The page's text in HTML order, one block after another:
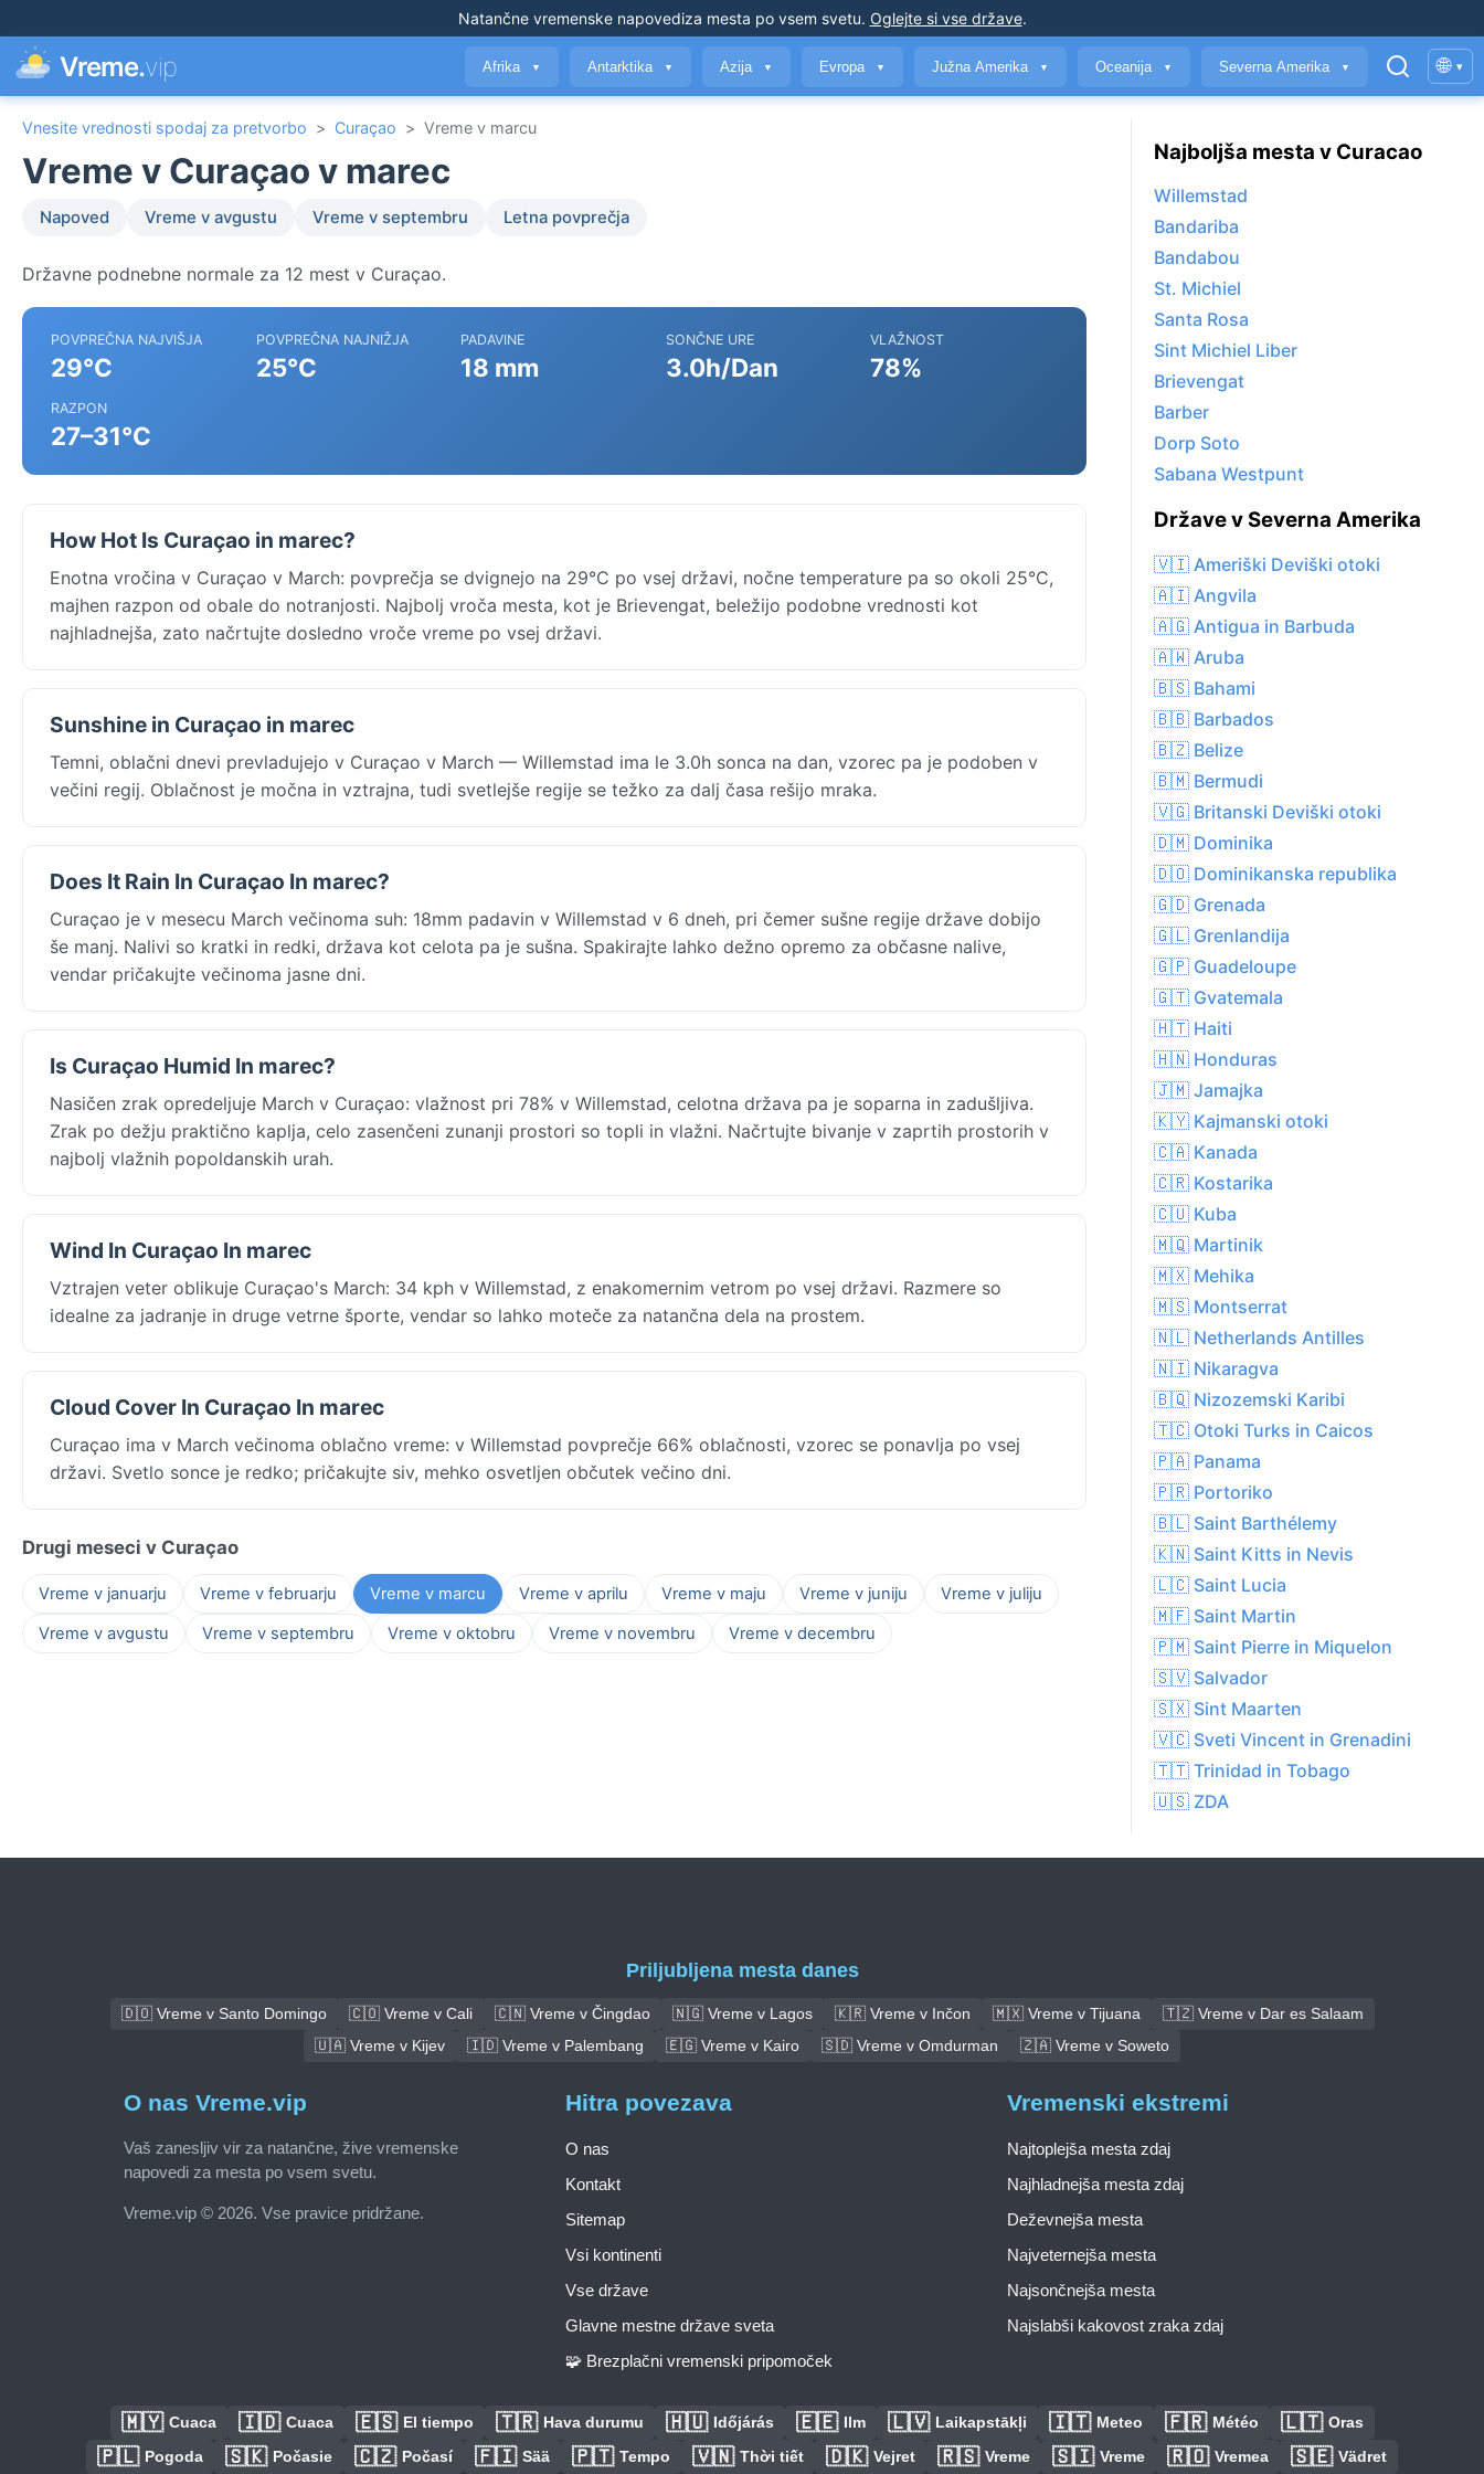
Natančne vremenske napovediza mesta po vsem svetu. Oglejte si vse države.
Vreme.vip Afrika ▼ Antarktika ▼ Azija ▼ Evropa ▼ Južna Amerika ▼ Oceanija ▼ Severna Amerika ▼ 🌐 ▾
Vnesite vrednosti spodaj za pretvorbo > Curaçao > Vreme v marcu
Vreme v Curaçao v marec
Napoved Vreme v avgustu Vreme v septembru Letna povprečja
Državne podnebne normale za 12 mest v Curaçao.
POVPREČNA NAJVIŠJA
29°C
POVPREČNA NAJNIŽJA
25°C
PADAVINE
18 mm
SONČNE URE
3.0h/Dan
VLAŽNOST
78%
RAZPON
27–31°C
How Hot Is Curaçao in marec?
Enotna vročina v Curaçao v March: povprečja se dvignejo na 29°C po vsej državi, nočne temperature pa so okoli 25°C,
majhen razpon od obale do notranjosti. Najbolj vroča mesta, kot je Brievengat, beležijo podobne vrednosti kot
najhladnejša, zato načrtujte dosledno vroče vreme po vsej državi.
Sunshine in Curaçao in marec
Temni, oblačni dnevi prevladujejo v Curaçao v March — Willemstad ima le 3.0h sonca na dan, vzorec pa je podoben v
večini regij. Oblačnost je močna in vztrajna, tudi svetlejše regije se težko za dalj časa rešijo mraka.
Does It Rain In Curaçao In marec?
Curaçao je v mesecu March večinoma suh: 18mm padavin v Willemstad v 6 dneh, pri čemer sušne regije države dobijo
še manj. Nalivi so kratki in redki, država kot celota pa je sušna. Spakirajte lahko dežno opremo za občasne nalive,
vendar pričakujte večinoma jasne dni.
Is Curaçao Humid In marec?
Nasičen zrak opredeljuje March v Curaçao: vlažnost pri 78% v Willemstad, celotna država pa je soparna in zadušljiva.
Zrak po dežju praktično kaplja, celo zasenčeni zunanji prostori so topli in vlažni. Načrtujte bivanje v zaprtih prostorih v
najbolj vlažnih popoldanskih urah.
Wind In Curaçao In marec
Vztrajen veter oblikuje Curaçao's March: 34 kph v Willemstad, z enakomernim vetrom po vsej državi. Razmere so
idealne za jadranje in druge vetrne športe, vendar so lahko moteče za natančna dela na prostem.
Cloud Cover In Curaçao In marec
Curaçao ima v March večinoma oblačno vreme: v Willemstad povprečje 66% oblačnosti, vzorec se ponavlja po vsej
državi. Svetlo sonce je redko; pričakujte siv, mehko osvetljen občutek večino dni.
Drugi meseci v Curaçao
Vreme v januarju Vreme v februarju Vreme v marcu Vreme v aprilu Vreme v maju Vreme v juniju
Vreme v juliju
Vreme v avgustu
Vreme v septembru Vreme v oktobru Vreme v novembru Vreme v decembru
Najboljša mesta v Curacao
Willemstad
Bandariba
Bandabou
St. Michiel
Santa Rosa
Sint Michiel Liber
Brievengat
Barber
Dorp Soto
Sabana Westpunt
Države v Severna Amerika
🇻🇮 Ameriški Deviški otoki
🇦🇮 Angvila
🇦🇬 Antigua in Barbuda
🇦🇼 Aruba
🇧🇸 Bahami
🇧🇧 Barbados
🇧🇿 Belize
🇧🇲 Bermudi
🇻🇬 Britanski Deviški otoki
🇩🇲 Dominika
🇩🇴 Dominikanska republika
🇬🇩 Grenada
🇬🇱 Grenlandija
🇬🇵 Guadeloupe
🇬🇹 Gvatemala
🇭🇹 Haiti
🇭🇳 Honduras
🇯🇲 Jamajka
🇰🇾 Kajmanski otoki
🇨🇦 Kanada
🇨🇷 Kostarika
🇨🇺 Kuba
🇲🇶 Martinik
🇲🇽 Mehika
🇲🇸 Montserrat
🇳🇱 Netherlands Antilles
🇳🇮 Nikaragva
🇧🇶 Nizozemski Karibi
🇹🇨 Otoki Turks in Caicos
🇵🇦 Panama
🇵🇷 Portoriko
🇧🇱 Saint Barthélemy
🇰🇳 Saint Kitts in Nevis
🇱🇨 Saint Lucia
🇲🇫 Saint Martin
🇵🇲 Saint Pierre in Miquelon
🇸🇻 Salvador
🇸🇽 Sint Maarten
🇻🇨 Sveti Vincent in Grenadini
🇹🇹 Trinidad in Tobago
🇺🇸 ZDA
Priljubljena mesta danes
🇩🇴 Vreme v Santo Domingo 🇨🇴 Vreme v Cali 🇨🇳 Vreme v Čingdao 🇳🇬 Vreme v Lagos 🇰🇷 Vreme v Inčon 🇲🇽 Vreme v Tijuana
🇹🇿 Vreme v Dar es Salaam
🇺🇦 Vreme v Kijev
🇮🇩 Vreme v Palembang 🇪🇬 Vreme v Kairo 🇸🇩 Vreme v Omdurman 🇿🇦 Vreme v Soweto
O nas Vreme.vip
Vaš zanesljiv vir za natančne, žive vremenske
napovedi za mesta po vsem svetu.
Vreme.vip © 2026. Vse pravice pridržane.
Hitra povezava
O nas
Kontakt
Sitemap
Vsi kontinenti
Vse države
Glavne mestne države sveta
🧩 Brezplačni vremenski pripomoček
Vremenski ekstremi
Najtoplejša mesta zdaj
Najhladnejša mesta zdaj
Deževnejša mesta
Najveternejša mesta
Najsončnejša mesta
Najslabši kakovost zraka zdaj
🇲🇾 Cuaca 🇮🇩 Cuaca 🇪🇸 El tiempo 🇹🇷 Hava durumu 🇭🇺 Időjárás 🇪🇪 Ilm 🇱🇻 Laikapstākļi 🇮🇹 Meteo 🇫🇷 Météo 🇱🇹 Oras
🇵🇱 Pogoda 🇸🇰 Počasie 🇨🇿 Počasí 🇫🇮 Sää 🇵🇹 Tempo 🇻🇳 Thời tiết 🇩🇰 Vejret 🇷🇸 Vreme 🇸🇮 Vreme 🇷🇴 Vremea 🇸🇪 Vädret